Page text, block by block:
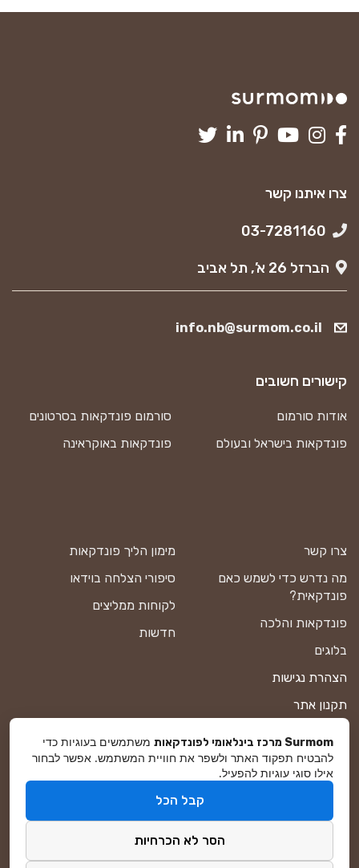
צרו איתנו קשר
הברזל 26 א’, תל אביב
info.nb@surmom.co.il
צרו קשר
מה נדרש כדי לשמש כאם
פונדקאית?
פונדקאות והלכה
בלוגים
הצהרת נגישות
תקנון אתר
מפת אתר
מימון הליך פונדקאות
סיפורי הצלחה בוידאו
לקוחות ממליצים
חדשות
קישורים חשובים
אודות סורמום
סורמום פונדקאות בסרטונים
פונדקאות בישראל ובעולם
פונדקאות באוקראינה
פיתוח ושיווק באינטרנטDreamZone
Surmom מרכז בינלאומי לפונדקאות
משתמשים בעוגיות כדי
להבטיח תפקוד האתר ולשפר את חוויית המשתמש. אפשר לבחור
אילו סוגי עוגיות להפעיל.
קבל הכל
הסר לא הכרחיות